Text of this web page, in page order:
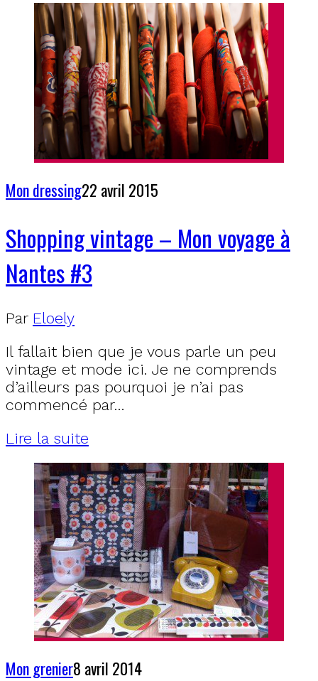
Mon dressing22 avril 2015
Shopping vintage – Mon voyage à
Nantes #3
Par Eloely
Il fallait bien que je vous parle un peu
vintage et mode ici. Je ne comprends
d’ailleurs pas pourquoi je n’ai pas
commencé par…
Lire la suite
Mon grenier8 avril 2014